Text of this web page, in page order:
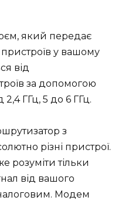
який передає
пристроїв у вашому
від
за допомогою
2,4 ГГц, 5 до 6 ГГц.
з
різні пристрої.
розуміти тільки
від вашого
Модем